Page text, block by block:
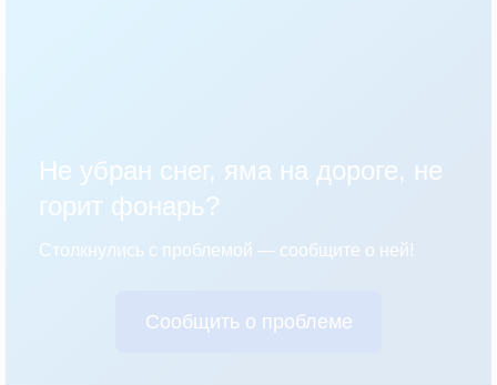
Не убран снег, яма на дороге, не
горит фонарь?
Столкнулись с проблемой — сообщите о ней!
Сообщить о проблеме